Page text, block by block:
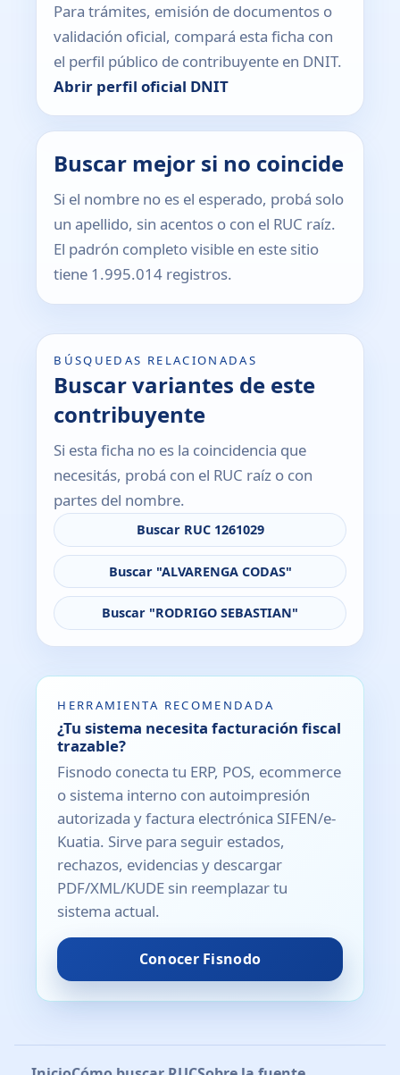
Para trámites, emisión de documentos o
validación oficial, compará esta ficha con
el perfil público de contribuyente en DNIT.
Abrir perfil oficial DNIT
Buscar mejor si no coincide
Si el nombre no es el esperado, probá solo
un apellido, sin acentos o con el RUC raíz.
El padrón completo visible en este sitio
tiene 1.995.014 registros.
BÚSQUEDAS RELACIONADAS
Buscar variantes de este
contribuyente
Si esta ficha no es la coincidencia que
necesitás, probá con el RUC raíz o con
partes del nombre.
Buscar RUC 1261029
Buscar "ALVARENGA CODAS"
Buscar "RODRIGO SEBASTIAN"
HERRAMIENTA RECOMENDADA
¿Tu sistema necesita facturación fiscal
trazable?
Fisnodo conecta tu ERP, POS, ecommerce
o sistema interno con autoimpresión
autorizada y factura electrónica SIFEN/e-
Kuatia. Sirve para seguir estados,
rechazos, evidencias y descargar
PDF/XML/KUDE sin reemplazar tu
sistema actual.
Conocer Fisnodo